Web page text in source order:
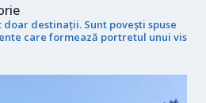
destinații. Sunt povești spuse
care formează portretul unui vis